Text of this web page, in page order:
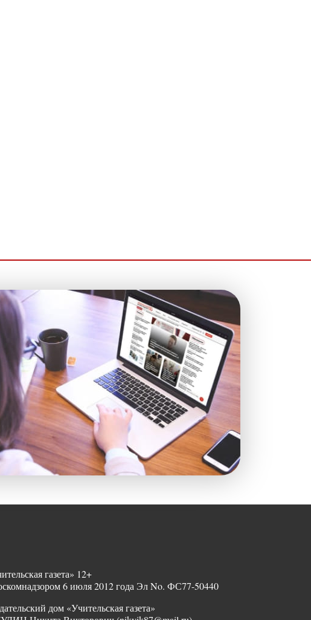
газета» 12+
6 июля 2012 года Эл No. ФС77-50440
дом «Учительская газета»